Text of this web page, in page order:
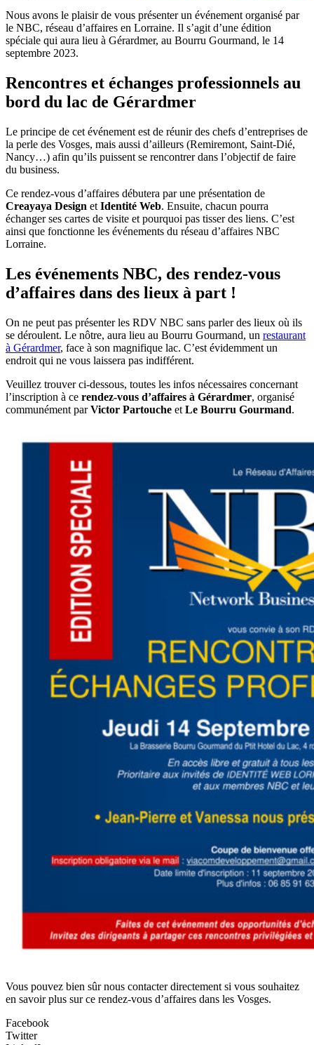
Nous avons le plaisir de vous présenter un événement organisé par
le NBC, réseau d’affaires en Lorraine. Il s’agit d’une édition
spéciale qui aura lieu à Gérardmer, au Bourru Gourmand, le 14
septembre 2023.
Rencontres et échanges professionnels au
bord du lac de Gérardmer
Le principe de cet événement est de réunir des chefs d’entreprises de
la perle des Vosges, mais aussi d’ailleurs (Remiremont, Saint-Dié,
Nancy…) afin qu’ils puissent se rencontrer dans l’objectif de faire
du business.
Ce rendez-vous d’affaires débutera par une présentation de
Creayaya Design et Identité Web. Ensuite, chacun pourra
échanger ses cartes de visite et pourquoi pas tisser des liens. C’est
ainsi que fonctionne les événements du réseau d’affaires NBC
Lorraine.
Les événements NBC, des rendez-vous
d’affaires dans des lieux à part !
On ne peut pas présenter les RDV NBC sans parler des lieux où ils
se déroulent. Le nôtre, aura lieu au Bourru Gourmand, un restaurant
à Gérardmer, face à son magnifique lac. C’est évidemment un
endroit qui ne vous laissera pas indifférent.
Veuillez trouver ci-dessous, toutes les infos nécessaires concernant
l’inscription à ce rendez-vous d’affaires à Gérardmer, organisé
communément parVictor Partouche et Le Bourru Gourmand.
Vous pouvez bien sûr nous contacter directement si vous souhaitez
en savoir plus sur ce rendez-vous d’affaires dans les Vosges.
Facebook
Twitter